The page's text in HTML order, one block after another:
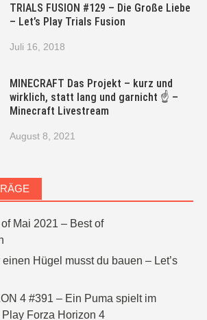
TRIALS FUSION #129 – Die Große Liebe
– Let’s Play Trials Fusion
Juli 16, 2018
MINECRAFT Das Projekt – kurz und
wirklich, statt lang und garnicht ☝ –
Minecraft Livestream
August 8, 2021
Mai 2021 – Best of
Hügel musst du bauen – Let’s
4 #391 – Ein Puma spielt im
Play Forza Horizon 4